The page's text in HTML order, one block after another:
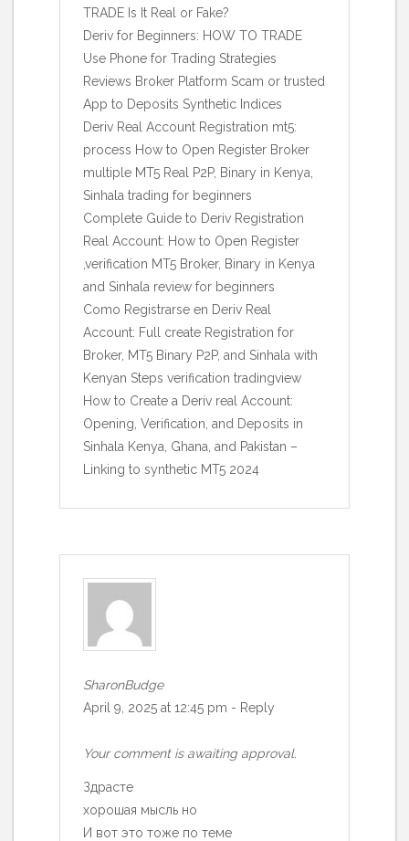
TRADE Is It Real or Fake?
Deriv for Beginners: HOW TO TRADE
Use Phone for Trading Strategies
Reviews Broker Platform Scam or trusted
App to Deposits Synthetic Indices
Deriv Real Account Registration mt5:
process How to Open Register Broker
multiple MT5 Real P2P, Binary in Kenya,
Sinhala trading for beginners
Complete Guide to Deriv Registration
Real Account: How to Open Register
,verification MT5 Broker, Binary in Kenya
and Sinhala review for beginners
Como Registrarse en Deriv Real
Account: Full create Registration for
Broker, MT5 Binary P2P, and Sinhala with
Kenyan Steps verification tradingview
How to Create a Deriv real Account:
Opening, Verification, and Deposits in
Sinhala Kenya, Ghana, and Pakistan –
Linking to synthetic MT5 2024
SharonBudge
April 9, 2025 at 12:45 pm - Reply
Your comment is awaiting approval.
Здрасте
хорошая мысль но
И вот это тоже по теме